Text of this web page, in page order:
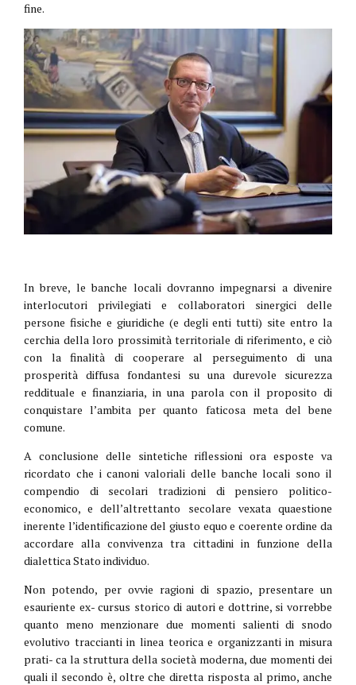
fine.
In breve, le banche locali dovranno impegnarsi a divenire
interlocutori privilegiati e collaboratori sinergici delle
persone fisiche e giuridiche (e degli enti tutti) site entro la
cerchia della loro prossimità territoriale di riferimento, e ciò
con la finalità di cooperare al perseguimento di una
prosperità diffusa fondantesi su una durevole sicurezza
reddituale e finanziaria, in una parola con il proposito di
conquistare l’ambita per quanto faticosa meta del bene
comune.
A conclusione delle sintetiche riflessioni ora esposte va
ricordato che i canoni valoriali delle banche locali sono il
compendio di secolari tradizioni di pensiero politico-
economico, e dell’altrettanto secolare vexata quaestione
inerente l’identificazione del giusto equo e coerente ordine da
accordare alla convivenza tra cittadini in funzione della
dialettica Stato individuo.
Non potendo, per ovvie ragioni di spazio, presentare un
esauriente ex- cursus storico di autori e dottrine, si vorrebbe
quanto meno menzionare due momenti salienti di snodo
evolutivo traccianti in linea teorica e organizzanti in misura
prati- ca la struttura della società moderna, due momenti dei
quali il secondo è, oltre che diretta risposta al primo, anche